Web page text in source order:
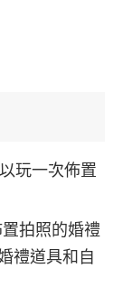
玩一次佈置
拍照的婚禮
禮道具和自